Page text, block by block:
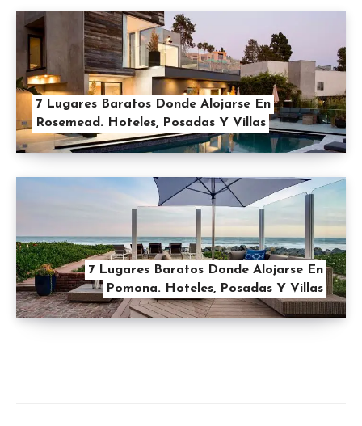
7 Lugares Baratos Donde Alojarse En
Rosemead. Hoteles, Posadas Y Villas
7 Lugares Baratos Donde Alojarse En
Pomona. Hoteles, Posadas Y Villas